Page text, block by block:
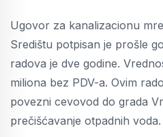
Ugovor za kanalizacionu
Središtu potpisan je prošle
radova je dve godine.
miliona bez PDV-a. Ovim
povezni cevovod do grada
prečišćavanje otpadnih voda.